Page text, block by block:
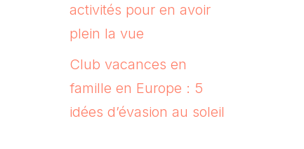
activités pour en avoir
plein la vue
Club vacances en
famille en Europe : 5
idées d’évasion au soleil